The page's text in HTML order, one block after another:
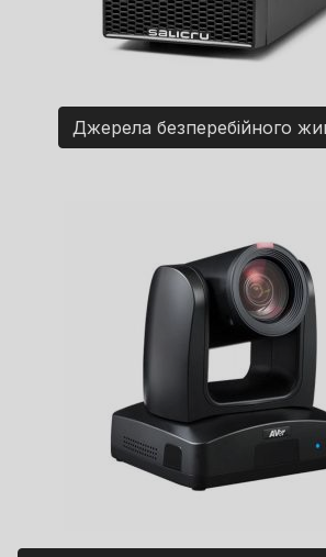
Джерела безперебійного